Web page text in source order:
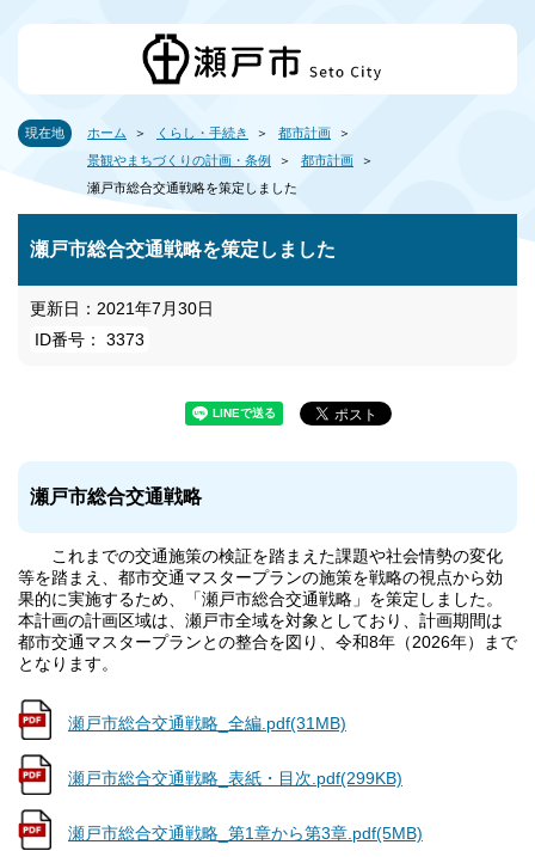
現在地 ホーム くらし・手続き
都市計画
景観やまちづくりの計画・条例
都市計画
瀬戸市総合交通戦略を策定しました
瀬戸市総合交通戦略を策定しました
更新日：2021年7月30日
ID番号： 3373
瀬戸市総合交通戦略
これまでの交通施策の検証を踏まえた課題や社会情勢の変化
等を踏まえ、都市交通マスタープランの施策を戦略の視点から効
果的に実施するため、「瀬戸市総合交通戦略」を策定しました。
本計画の計画区域は、瀬戸市全域を対象としており、計画期間は
都市交通マスタープランとの整合を図り、令和8年（2026年）まで
となります。
瀬戸市総合交通戦略_全編.pdf(31MB)
瀬戸市総合交通戦略_表紙・目次.pdf(299KB)
瀬戸市総合交通戦略_第1章から第3章.pdf(5MB)